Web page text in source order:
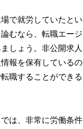
で就労していたとい
むなら、転職エージ
しょう。非公開求人
報を保有しているの
職することができる
は、非常に労働条件